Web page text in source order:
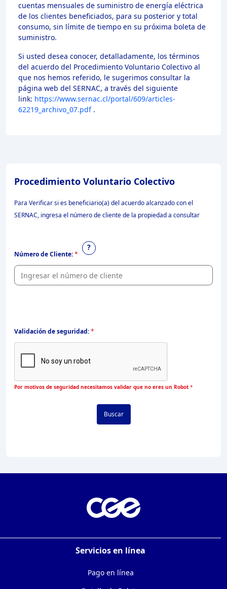
cuentas mensuales de suministro de energía eléctrica
de los clientes beneficiados, para su posterior y total
consumo, sin límite de tiempo en su próxima boleta de
suministro.
Si usted desea conocer, detalladamente, los términos
del acuerdo del Procedimiento Voluntario Colectivo al
que nos hemos referido, le sugerimos consultar la
página web del SERNAC, a través del siguiente
link: https://www.sernac.cl/portal/609/articles-
62219_archivo_07.pdf .
Procedimiento Voluntario Colectivo
Para Verificar si es beneficiario(a) del acuerdo alcanzado con el
SERNAC, ingresa el número de cliente de la propiedad a consultar
Número de Cliente:*
?
Validación de seguridad:*
Por motivos de seguridad necesitamos validar que no eres un Robot *
Buscar
Servicios en línea
Pago en línea